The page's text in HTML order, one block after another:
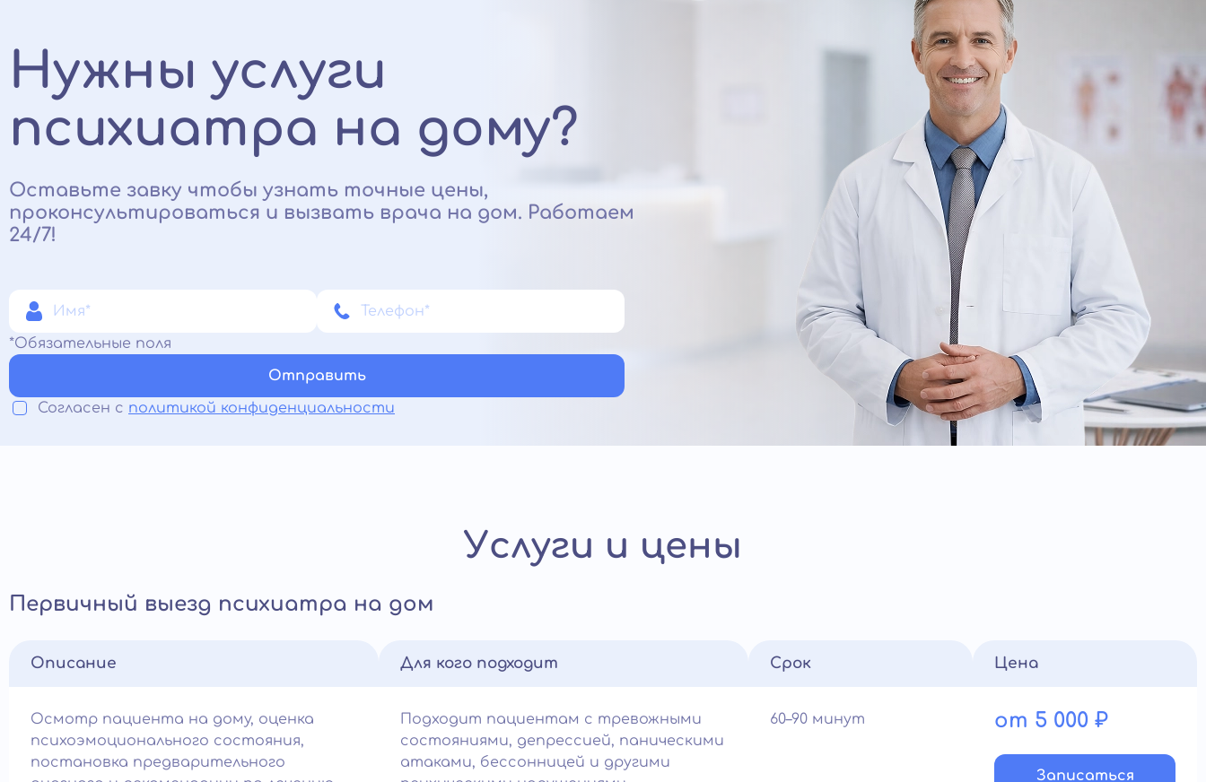
Нужны услуги
психиатра на дому?
Оставьте завку чтобы узнать точные цены,
проконсультироваться и вызвать врача на дом. Работаем
24/7!
*Обязательные поля
Отправить
Согласен с политикой конфиденциальности
Услуги и цены
Первичный выезд психиатра на дом
Описание
Осмотр пациента на дому, оценка
психоэмоционального состояния,
постановка предварительного
Для кого подходит
Подходит пациентам с тревожными
состояниями, депрессией, паническими
атаками, бессонницей и другими
Срок
60–90 минут
Цена
от 5 000 ₽
Записатьcя